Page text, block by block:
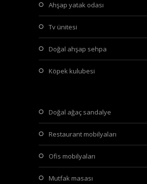
ahşap yatak odası
tv ünitesi
doğal ahşap sehpa
köpek kulubesi
doğal ağaç sandalye
restaurant mobilyaları
ofis mobilyaları
mutfak masası